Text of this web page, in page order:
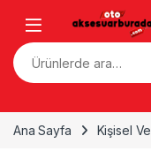
Ara:
Ana Sayfa Kişisel